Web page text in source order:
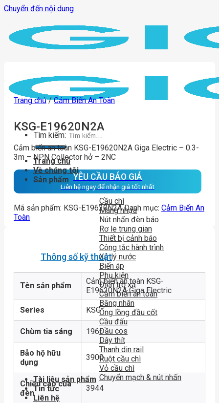
Chuyển đến nội dung
Tìm kiếm:
Trang chủ
Về chúng tôi
Sản phẩm
Cầu chì
Máng nhựa
Nút nhấn đèn báo
Rơ le trung gian
Thiết bị cảnh báo
Công tắc hành trình
Xử lý nước
Biến áp
Phụ kiện
Điện trở xả
Cảm biến an toàn
Băng nhãn
Ống lồng đầu cốt
Cầu đấu
Đầu cos
Dây thít
Thanh din rail
Ruột cầu chì
Vỏ cầu chì
Chuyển mạch & nút nhấn
Tài liệu sản phẩm
Tin tức
Liên hệ
Trang chủ / Cảm Biến An Toàn
KSG-E19620N2A
Cảm biến an toàn KSG-E19620N2A Giga Electric – 0.3-
3m – NPN Collector hở – 2NC
YÊU CẦU BÁO GIÁ
Liên hệ ngay để nhận giá tốt nhất
Mã sản phẩm: KSG-E19620N2A Danh mục: Cảm Biến An
Toàn
Thông số kỹ thuật
Tên sản phẩm
Cảm biến an toàn KSG-
E19620N2A Giga Electric
Series KSG
Chùm tia sáng 196
Bảo hộ hữu
dụng
3900
Chiều cao của
đèn
3944